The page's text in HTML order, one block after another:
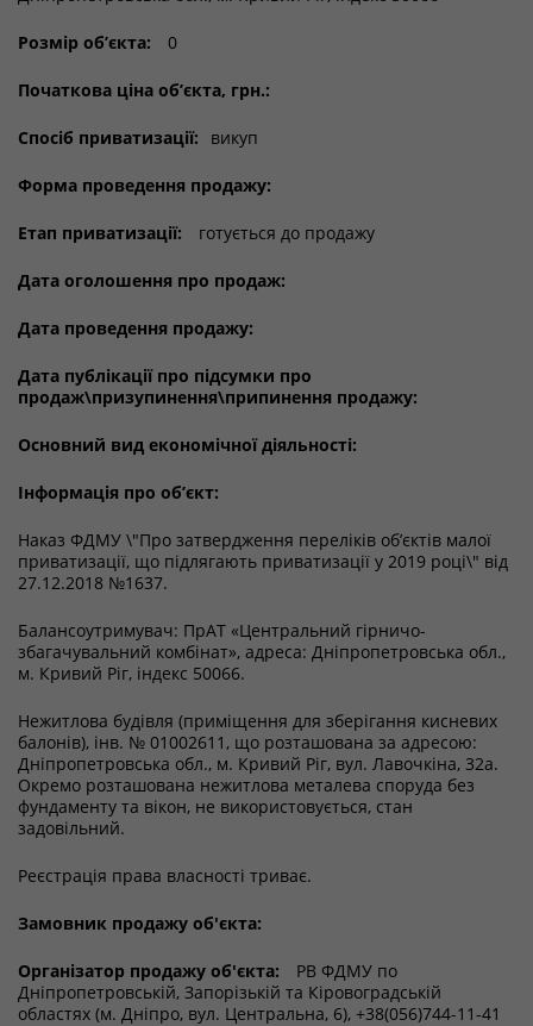
Розмір об’єкта: 0
Початкова ціна об’єкта, грн.:
Спосіб приватизації: викуп
Форма проведення продажу:
Етап приватизації: готується до продажу
Дата оголошення про продаж:
Дата проведення продажу:
Дата публікації про підсумки про
продаж\призупинення\припинення продажу:
Основний вид економічної діяльності:
Інформація про об’єкт:
Наказ ФДМУ \"Про затвердження переліків об’єктів малої
приватизації, що підлягають приватизації у 2019 році\" від
27.12.2018 №1637.
Балансоутримувач: ПрАТ «Центральний гірничо-
збагачувальний комбінат», адреса: Дніпропетровська обл.,
м. Кривий Ріг, індекс 50066.
Нежитлова будівля (приміщення для зберігання кисневих
балонів), інв. № 01002611, що розташована за адресою:
Дніпропетровська обл., м. Кривий Ріг, вул. Лавочкіна, 32а.
Окремо розташована нежитлова металева споруда без
фундаменту та вікон, не використовується, стан
задовільний.
Реєстрація права власності триває.
Замовник продажу об'єкта:
Організатор продажу об'єкта:
РВ ФДМУ по
Дніпропетровській, Запорізькій та Кіровоградській
областях (м. Дніпро, вул. Центральна, 6), +38(056)744-11-41